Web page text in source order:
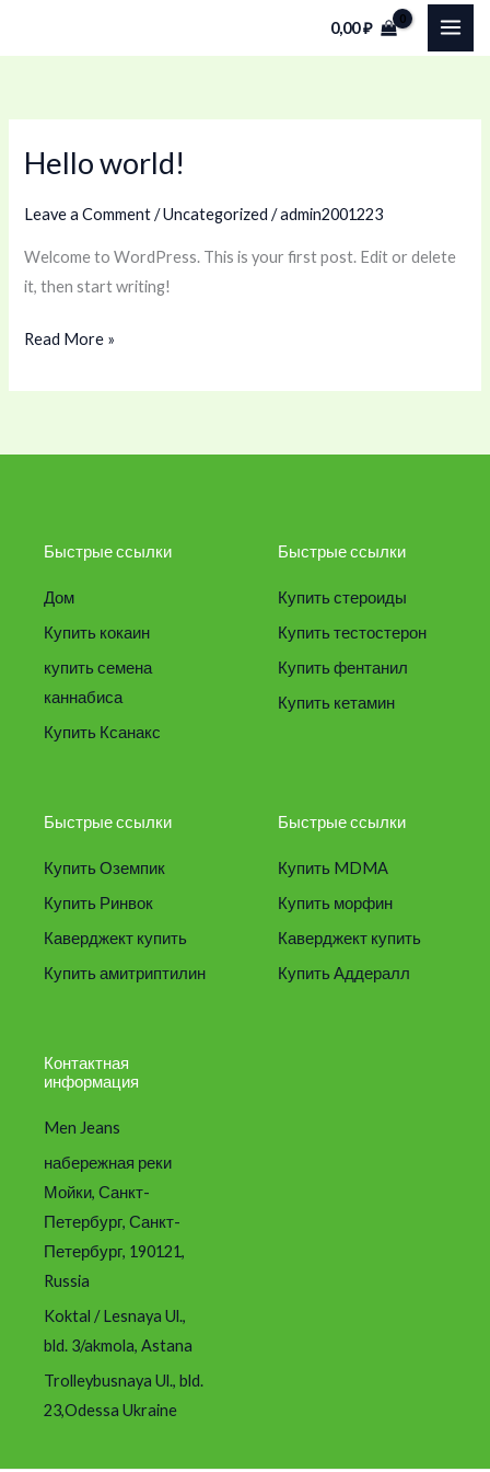
0,00₽
Hello world!
Leave a Comment /Uncategorized /admin2001223
Welcome to WordPress. This is your first post. Edit or delete
it, then start writing!
Hello
Read More »
Быстрые ссылки
Дом
Купить кокаин
купить семена
каннабиса
Купить Ксанакс
Быстрые ссылки
Купить стероиды
Купить тестостерон
Купить фентанил
Купить кетамин
Быстрые ссылки
Купить Оземпик
Купить Ринвок
Каверджект купить
Купить амитриптилин
Быстрые ссылки
Купить MDMA
Купить морфин
Каверджект купить
Купить Аддералл
Контактная
информация
Men Jeans
набережная реки
Мойки, Санкт-
Петербург, Санкт-
Петербург, 190121,
Russia
Koktal / Lesnaya Ul.,
bld. 3/akmola, Astana
Trolleybusnaya Ul., bld.
23,Odessa Ukraine